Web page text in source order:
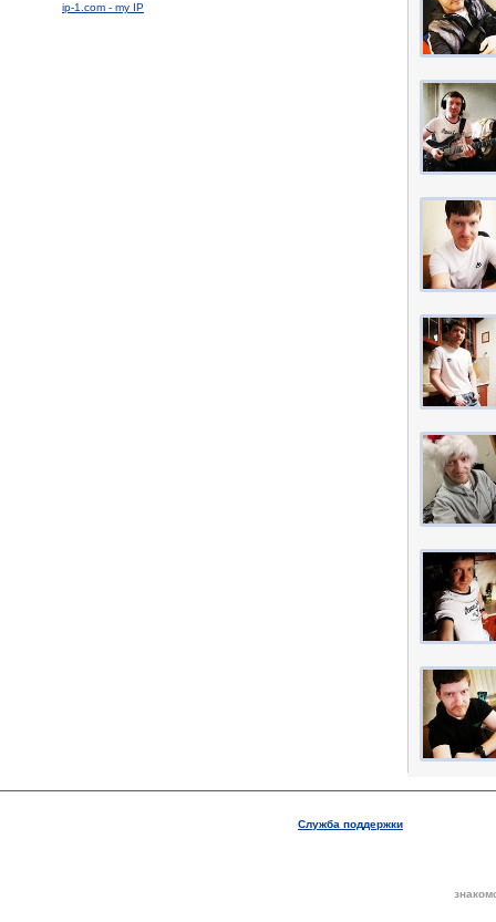
ip-1.com - my IP
Служба поддержки